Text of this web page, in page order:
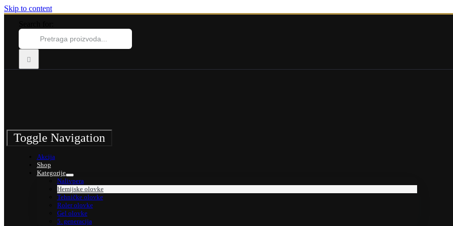
Skip to content
Toggle Navigation
Akcija
Shop
Kategorije
Nalivpera
Hemijske olovke
Tehničke olovke
Roler olovke
Gel olovke
5. generacija